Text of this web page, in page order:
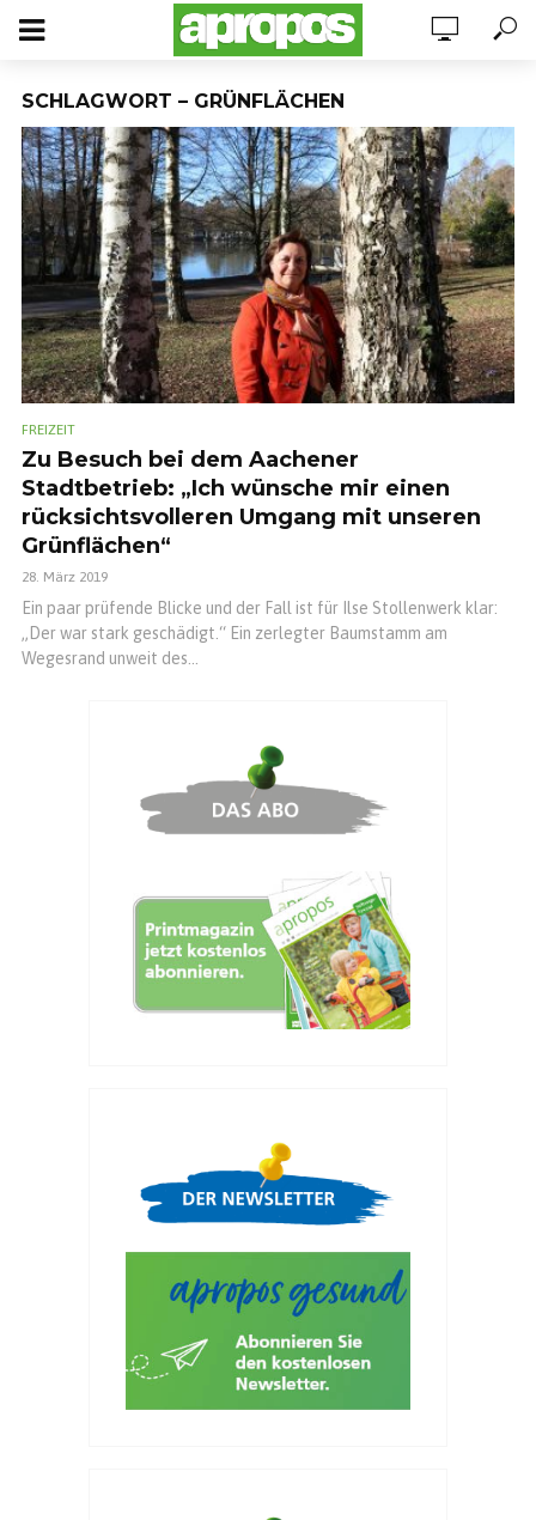
SCHLAGWORT – GRÜNFLÄCHEN
FREIZEIT
Zu Besuch bei dem Aachener
Stadtbetrieb: „Ich wünsche mir einen
rücksichtsvolleren Umgang mit unseren
Grünflächen“
28. März 2019
Ein paar prüfende Blicke und der Fall ist für Ilse Stollenwerk klar:
„Der war stark geschädigt.“ Ein zerlegter Baumstamm am
Wegesrand unweit des...